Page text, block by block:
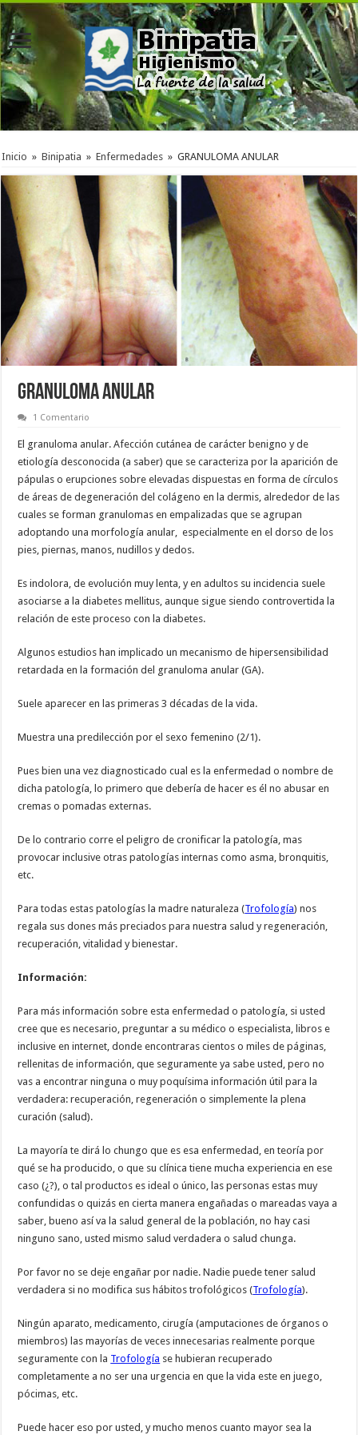
Inicio » Binipatia » Enfermedades » GRANULOMA ANULAR
GRANULOMA ANULAR
1 Comentario
El granuloma anular. Afección cutánea de carácter benigno y de
etiología desconocida (a saber) que se caracteriza por la aparición de
pápulas o erupciones sobre elevadas dispuestas en forma de círculos
de áreas de degeneración del colágeno en la dermis, alrededor de las
cuales se forman granulomas en empalizadas que se agrupan
adoptando una morfología anular, especialmente en el dorso de los
pies, piernas, manos, nudillos y dedos.
Es indolora, de evolución muy lenta, y en adultos su incidencia suele
asociarse a la diabetes mellitus, aunque sigue siendo controvertida la
relación de este proceso con la diabetes.
Algunos estudios han implicado un mecanismo de hipersensibilidad
retardada en la formación del granuloma anular (GA).
Suele aparecer en las primeras 3 décadas de la vida.
Muestra una predilección por el sexo femenino (2/1).
Pues bien una vez diagnosticado cual es la enfermedad o nombre de
dicha patología, lo primero que debería de hacer es él no abusar en
cremas o pomadas externas.
De lo contrario corre el peligro de cronificar la patología, mas
provocar inclusive otras patologías internas como asma, bronquitis,
etc.
Para todas estas patologías la madre naturaleza (Trofología) nos
regala sus dones más preciados para nuestra salud y regeneración,
recuperación, vitalidad y bienestar.
Información:
Para más información sobre esta enfermedad o patología, si usted
cree que es necesario, preguntar a su médico o especialista, libros e
inclusive en internet, donde encontraras cientos o miles de páginas,
rellenitas de información, que seguramente ya sabe usted, pero no
vas a encontrar ninguna o muy poquísima información útil para la
verdadera: recuperación, regeneración o simplemente la plena
curación (salud).
La mayoría te dirá lo chungo que es esa enfermedad, en teoría por
qué se ha producido, o que su clínica tiene mucha experiencia en ese
caso (¿?), o tal productos es ideal o único, las personas estas muy
confundidas o quizás en cierta manera engañadas o mareadas vaya a
saber, bueno así va la salud general de la población, no hay casi
ninguno sano, usted mismo salud verdadera o salud chunga.
Por favor no se deje engañar por nadie. Nadie puede tener salud
verdadera si no modifica sus hábitos trofológicos (Trofología).
Ningún aparato, medicamento, cirugía (amputaciones de órganos o
miembros) las mayorías de veces innecesarias realmente porque
seguramente con la Trofología se hubieran recuperado
completamente a no ser una urgencia en que la vida este en juego,
pócimas, etc.
Puede hacer eso por usted, y mucho menos cuanto mayor sea la